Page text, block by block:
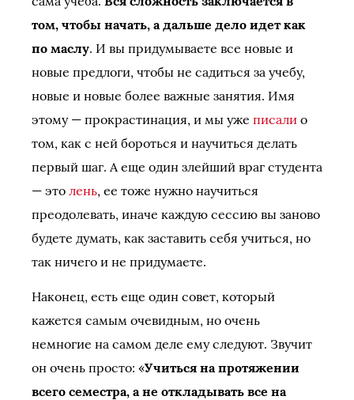
том, чтобы начать, а дальше дело идет как
по маслу. И вы придумываете все новые и
новые предлоги, чтобы не садиться за учебу,
новые и новые более важные занятия. Имя
этому — прокрастинация, и мы уже писали о
том, как с ней бороться и научиться делать
первый шаг. А еще один злейший враг студента
— это лень, ее тоже нужно научиться
преодолевать, иначе каждую сессию вы заново
будете думать, как заставить себя учиться, но
так ничего и не придумаете.
Наконец, есть еще один совет, который
кажется самым очевидным, но очень
немногие на самом деле ему следуют. Звучит
он очень просто: «Учиться на протяжении
всего семестра, а не откладывать все на